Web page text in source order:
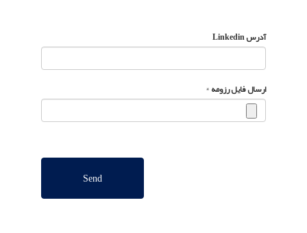
آدرس Linkedin
ارسال فایل رزومه*